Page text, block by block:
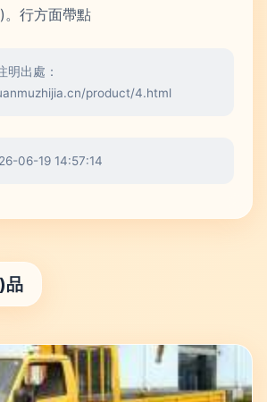
。行方面帶點
明出處：
product/4.html
06-19 14:57:14
品